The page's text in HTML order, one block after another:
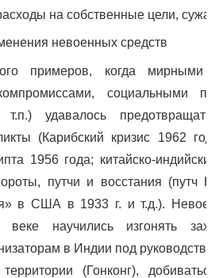
на собственные цели,
невоенных средств
примеров, когда мирными
социальными
т.п.) удавалось
(Карибский кризис 1962
1956 года; китайско-
путчи и восстания (путч
в США в 1933 г. и т.д.).
научились изгонять
в Индии под
(Гонконг),